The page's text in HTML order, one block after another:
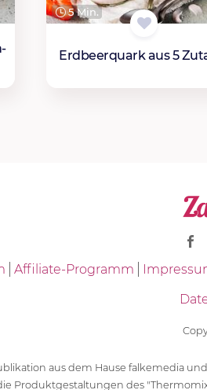
5 Min.
Erdbeerquark aus 5
Affiliate-Programm
aus dem Hause falkemedia
Produktgestaltungen des